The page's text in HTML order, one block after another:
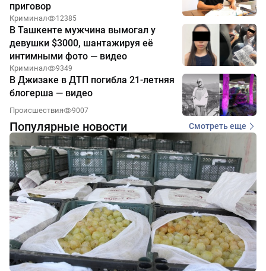
приговор
Криминал 12385
В Ташкенте мужчина вымогал у
девушки $3000, шантажируя её
интимными фото — видео
Криминал 9349
В Джизаке в ДТП погибла 21-летняя
блогерша — видео
Происшествия 9007
Популярные новости Смотреть еще